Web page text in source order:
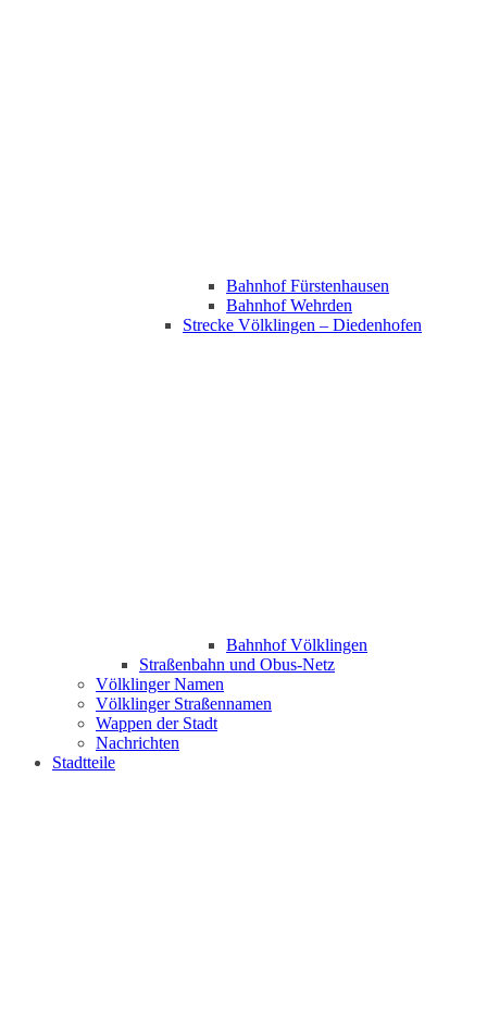
Bahnhof Fürstenhausen
Bahnhof Wehrden
Strecke Völklingen – Diedenhofen
Bahnhof Völklingen
Straßenbahn und Obus-Netz
Völklinger Namen
Völklinger Straßennamen
Wappen der Stadt
Nachrichten
Stadtteile